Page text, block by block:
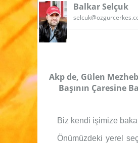
Balkar Selçuk
Akp de, Gülen
Başının Çaresine
Biz kendi işimize
Önümüzdeki yerel